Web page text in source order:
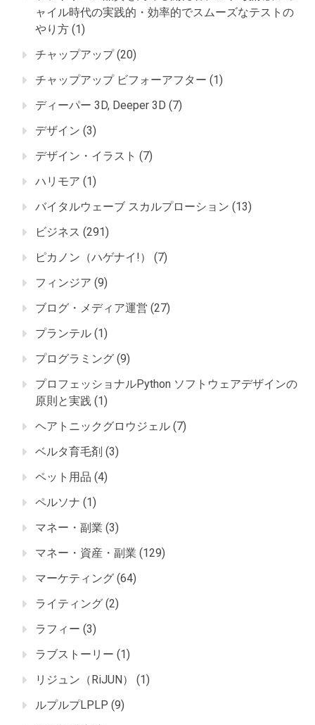
ャイル時代の実践的・効率的でスムーズなテストの
やり方 (1)
チャップアップ(20)
チャップアップ ビフォーアフター (1)
ディーパー 3D, Deeper 3D (7)
デザイン (3)
デザイン・イラスト (7)
ハリモア (1)
バイタルウェーブ スカルプローション (13)
ビジネス (291)
ピカノン（ハゲナイ!）
(7)
フィンジア (9)
ブログ・メディア運営 (27)
プランテル (1)
プログラミング (9)
プロフェッショナルPython ソフトウェアデザインの
原則と実践 (1)
ヘアトニックグロウジェル (7)
ベルタ育毛剤 (3)
ペット用品 (4)
ペルソナ (1)
マネー・副業 (3)
マネー・資産・副業 (129)
マーケティング (64)
ライティング (2)
ラフィー (3)
ラブストーリー (1)
リジュン（RiJUN）
(1)
ルプルプLPLP (9)